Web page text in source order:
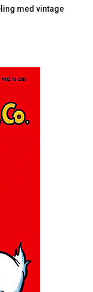
med vintage